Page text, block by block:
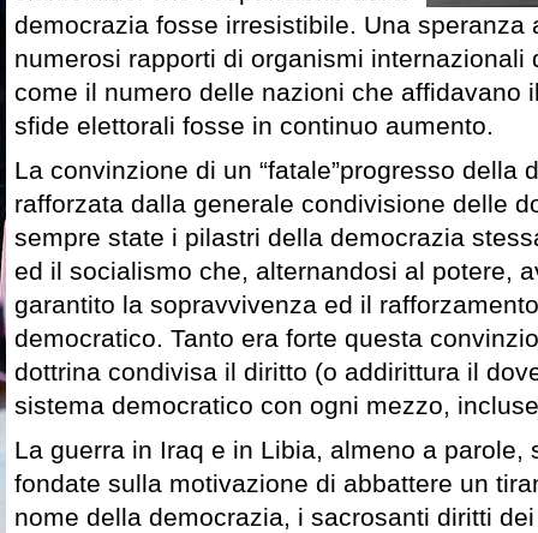
democrazia fosse irresistibile. Una speranza
numerosi rapporti di organismi internazionali
come il numero delle nazioni che affidavano
sfide elettorali fosse in continuo aumento.
La convinzione di un “fatale”progresso della
rafforzata dalla generale condivisione delle
sempre state i pilastri della democrazia
ed il socialismo che, alternandosi al potere,
garantito la sopravvivenza ed il
democratico. Tanto era forte questa
dottrina condivisa il diritto (o addirittura il
sistema democratico con ogni mezzo,
La guerra in Iraq e in Libia, almeno a parole,
fondate sulla motivazione di abbattere un
nome della democrazia, i sacrosanti diritti